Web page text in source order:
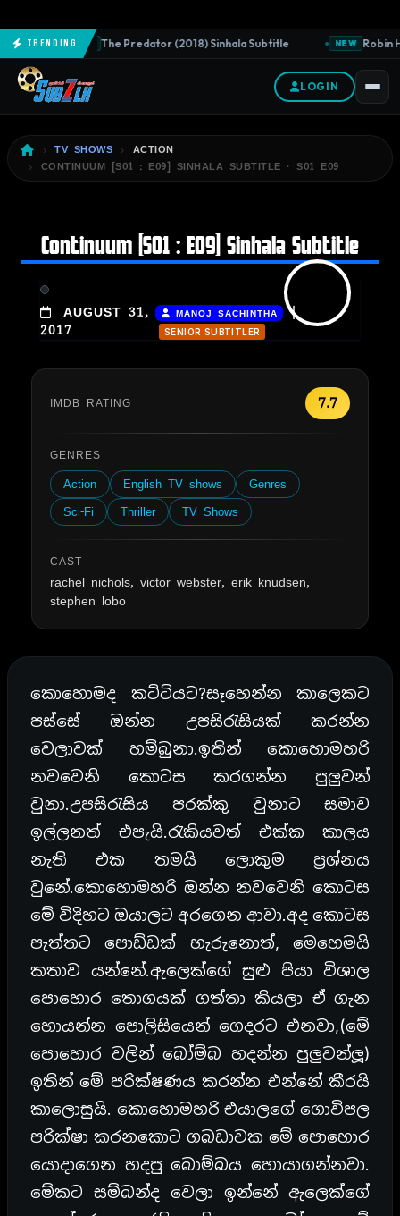
TrendingNEW The Predator (2018) Sinhala Subtitle NEW Robin
LOGIN
TV SHOWS
ACTION
CONTINUUM [S01 : E09] SINHALA SUBTITLE · S01 E09
Continuum [S01 : E09] Sinhala Subtitle
AUGUST 31,
2017
MANOJ SACHINTHA |
SENIOR SUBTITLER
IMDB RATING 7.7
GENRES
Action English TV shows
Genres
Sci-Fi
Thriller TV Shows
CAST
rachel nichols, victor webster, erik knudsen,
stephen lobo
කොහොමද කට්ටියට?සෑහෙන්න කාලෙකට
පස්සේ ඔන්න උපසිරැසියක් කරන්න
වෙලාවක් හම්බුනා.ඉතින් කොහොමහරි
නවවෙනි කොටස කරගන්න පුලුවන්
වුනා.උපසිරැසිය පරක්කු වුනාට සමාව
ඉල්ලනත් එපැයි.රැකියවත් එක්ක කාලය
නැති එක තමයි ලොකුම ප්‍රශ්නය
වුනේ.කොහොමහරි ඔන්න නවවෙනි කොටස
මේ විදිහට ඔයාලට අරගෙන ආවා.අද කොටස
පැත්තට පොඩ්ඩක් හැරුනොත්, මෙහෙමයි
කතාව යන්නේ.ඇලෙක්ගේ සුළු පියා විශාල
පොහොර තොගයක් ගත්තා කියලා ඒ ගැන
හොයන්න පොලිසියෙන් ගෙදරට එනවා,(මේ
පොහොර වලින් බෝම්බ හදන්න පුලුවන්ලූ)
ඉතින් මේ පරික්ෂණය කරන්න එන්නේ කීරයි
කාලොසුයි. කොහොමහරි එයාලගේ ගොවිපල
පරික්ෂා කරනකොට ගබඩාවක මේ පොහොර
යොදාගෙන හදපු බොම්බය හොයාගන්නවා.
මේකට සම්බන්ද වෙලා ඉන්නේ ඇලෙක්ගේ